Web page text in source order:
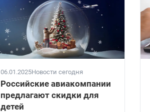
06.01.2025Новости сегодня
Российские авиакомпании
предлагают скидки для
детей